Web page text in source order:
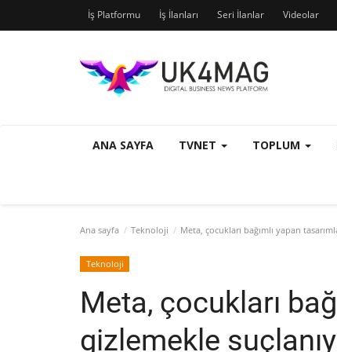
İş Platformu İş İlanları Seri İlanlar Videolar
ANA SAYFA TVNET TOPLUM
Ana sayfa Teknoloji Meta, çocukları bağımlı yapan
Teknoloji
Meta, çocukları
gizlemekle